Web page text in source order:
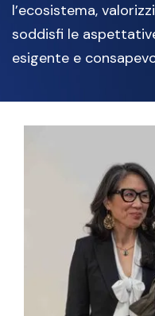
l’ecosistema,
soddisfi le
esigente e